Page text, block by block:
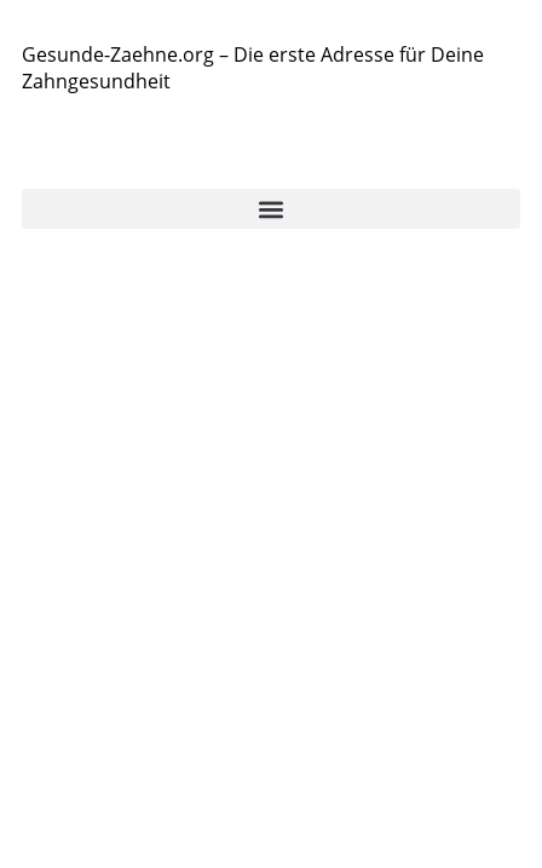
Gesunde-Zaehne.org – Die erste Adresse für Deine
Zahngesundheit